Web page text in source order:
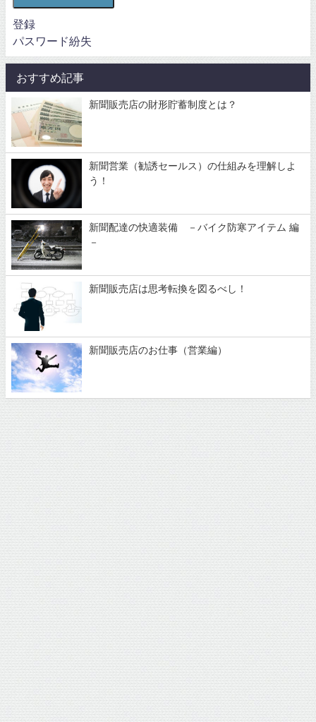
登録
パスワード紛失
おすすめ記事
新聞販売店の財形貯蓄制度とは？
新聞営業（勧誘セールス）の仕組みを理解しよ
う！
新聞配達の快適装備 －バイク防寒アイテム 編
－
新聞販売店は思考転換を図るべし！
新聞販売店のお仕事（営業編）